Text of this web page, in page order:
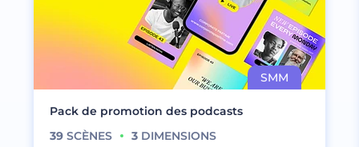
Pack de promotion des podcasts
39 SCÈNES 3 DIMENSIONS